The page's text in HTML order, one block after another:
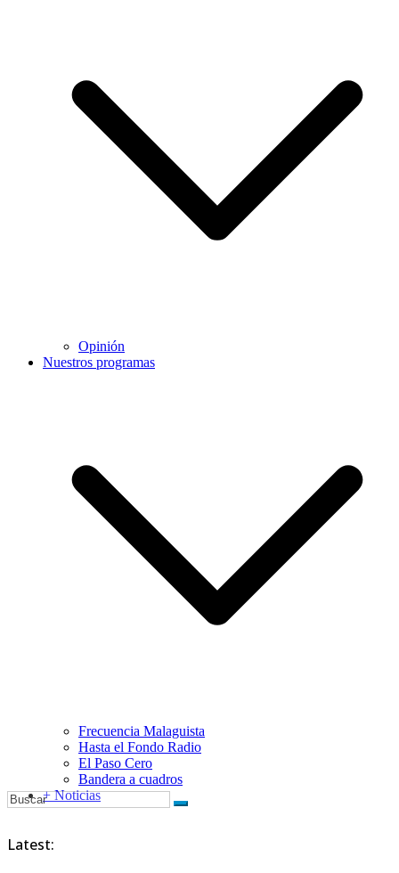
Opinión
Nuestros programas
Frecuencia Malaguista
Hasta el Fondo Radio
El Paso Cero
Bandera a cuadros
+ Noticias
Latest: